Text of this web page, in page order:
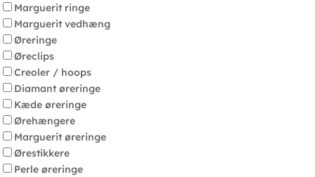
Marguerit ringe
Marguerit vedhæng
Øreringe
Øreclips
Creoler / hoops
Diamant øreringe
Kæde øreringe
Ørehængere
Marguerit øreringe
Ørestikkere
Perle øreringe